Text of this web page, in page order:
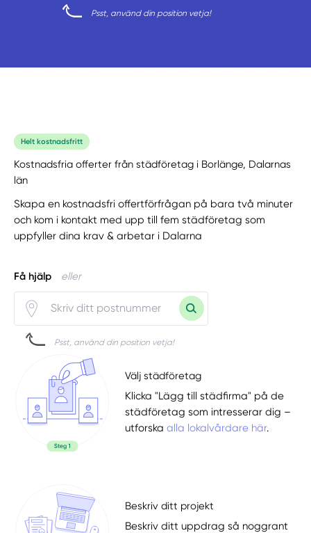
Psst, använd din position vetja!
Helt kostnadsfritt
Kostnadsfria offerter från städföretag i Borlänge, Dalarnas
län
Skapa en kostnadsfri offertförfrågan på bara två minuter
och kom i kontakt med upp till fem städföretag som
uppfyller dina krav & arbetar i Dalarna
Få hjälp eller
Psst, använd din position vetja!
Välj städföretag
Klicka "Lägg till städfirma" på de
städföretag som intresserar dig –
utforskaalla lokalvårdare här.
Beskriv ditt projekt
Beskriv ditt uppdrag så noggrant